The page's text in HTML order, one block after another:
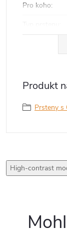
Pro koho:
Produkt
Prsteny s
High-contrast